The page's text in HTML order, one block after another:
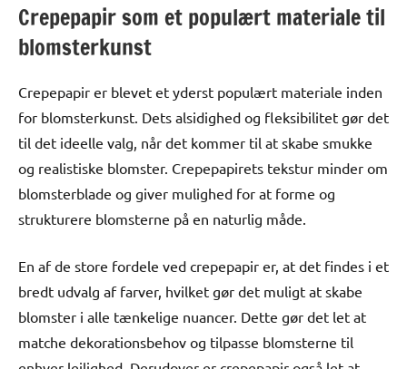
Crepepapir som et populært materiale til
blomsterkunst
Crepepapir er blevet et yderst populært materiale inden
for blomsterkunst. Dets alsidighed og fleksibilitet gør det
til det ideelle valg, når det kommer til at skabe smukke
og realistiske blomster. Crepepapirets tekstur minder om
blomsterblade og giver mulighed for at forme og
strukturere blomsterne på en naturlig måde.
En af de store fordele ved crepepapir er, at det findes i et
bredt udvalg af farver, hvilket gør det muligt at skabe
blomster i alle tænkelige nuancer. Dette gør det let at
matche dekorationsbehov og tilpasse blomsterne til